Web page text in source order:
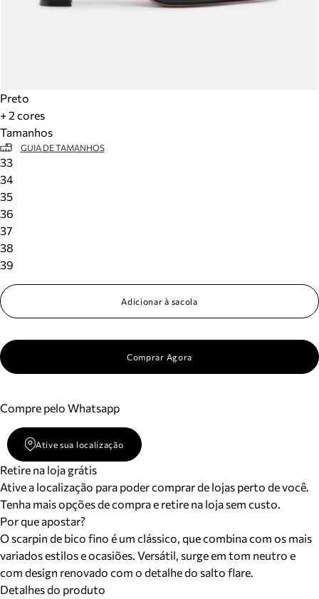
Preto
+ 2 cores
Tamanhos
GUIA DE TAMANHOS
33
34
35
36
37
38
39
Adicionar à sacola
Comprar Agora
Compre pelo Whatsapp
Ative sua localização
Retire na loja grátis
Ative a localização para poder comprar de lojas perto de você.
Tenha mais opções de compra e retire na loja sem custo.
Por que apostar?
O scarpin de bico fino é um clássico, que combina com os mais
variados estilos e ocasiões. Versátil, surge em tom neutro e
com design renovado com o detalhe do salto flare.
Detalhes do produto